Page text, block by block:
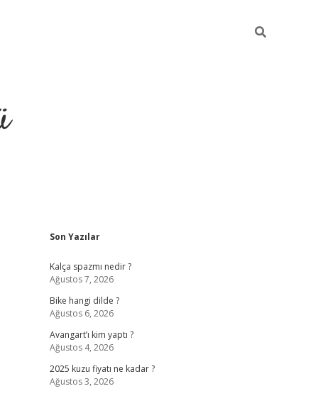
Sidebar
Son Yazılar
Kalça spazmı nedir ?
Ağustos 7, 2026
Bike hangi dilde ?
Ağustos 6, 2026
Avangart’ı kim yaptı ?
Ağustos 4, 2026
2025 kuzu fiyatı ne kadar ?
Ağustos 3, 2026